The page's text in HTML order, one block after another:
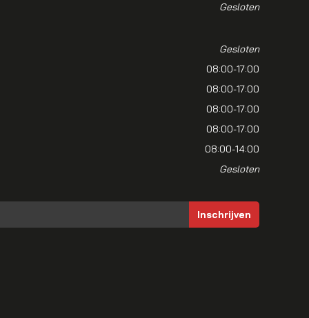
Gesloten
Gesloten
08:00-17:00
08:00-17:00
08:00-17:00
08:00-17:00
08:00-14:00
Gesloten